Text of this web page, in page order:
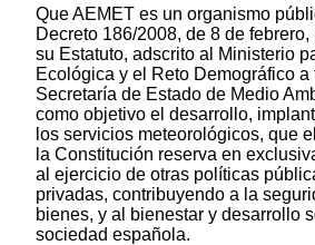
Que AEMET es un organismo
Decreto 186/2008, de 8 de
su Estatuto, adscrito al Ministerio
Ecológica y el Reto Demográfico a
Secretaría de Estado de Medio
como objetivo el desarrollo,
los servicios meteorológicos, que
la Constitución reserva en
al ejercicio de otras políticas
privadas, contribuyendo a la
bienes, y al bienestar y desarrollo
sociedad española.